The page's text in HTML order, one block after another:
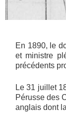
En 1890, le
et ministre
précédents
Le 31 juillet
Pérusse des
anglais dont